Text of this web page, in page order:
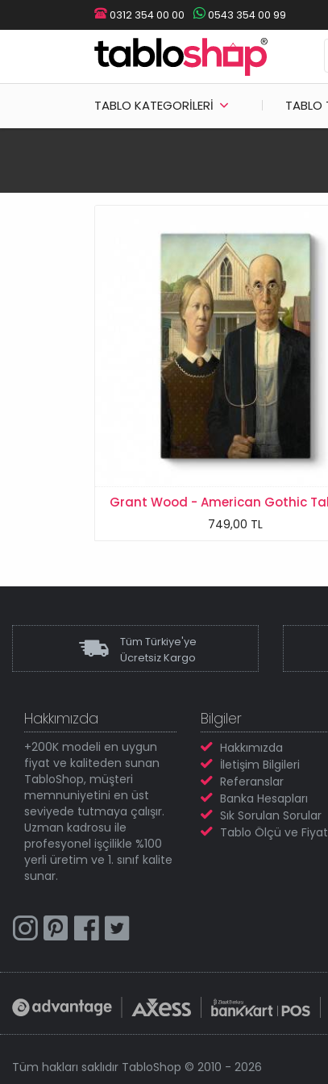
0312 354 00 00 0543 354 00 99
TABLO KATEGORILERI TABLO
Grant Wood - American Gothic
749,00 TL
Tüm Türkiye'ye
Ücretsiz Kargo
Hakkımızda
+200K modeli en uygun
fiyat ve kaliteden sunan
TabloShop, müşteri
memnuniyetini en üst
seviyede tutmaya çalışır.
Uzman kadrosu ile
profesyonel işçilikle %100
yerli üretim ve 1. sınıf kalite
sunar.
Bilgiler
Hakkımızda
İletişim Bilgileri
Referanslar
Banka Hesapları
Sık Sorulan Sorular
Tablo Ölçü ve
Tüm hakları saklıdır TabloShop © 2010 - 2026